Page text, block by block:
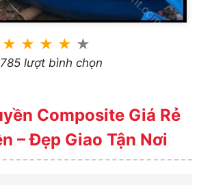
★ ★ ★ ★ ★
lượt bình chọn
Composite Giá Rẻ
– Đẹp Giao Tận Nơi